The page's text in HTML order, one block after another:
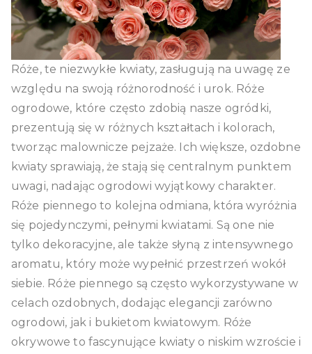
Kolorów
Róże, te niezwykłe kwiaty, zasługują na uwagę ze
względu na swoją różnorodność i urok. Róże
ogrodowe, które często zdobią nasze ogródki,
prezentują się w różnych kształtach i kolorach,
tworząc malownicze pejzaże. Ich większe, ozdobne
kwiaty sprawiają, że stają się centralnym punktem
uwagi, nadając ogrodowi wyjątkowy charakter.
Róże piennego to kolejna odmiana, która wyróżnia
się pojedynczymi, pełnymi kwiatami. Są one nie
tylko dekoracyjne, ale także słyną z intensywnego
aromatu, który może wypełnić przestrzeń wokół
siebie. Róże piennego są często wykorzystywane w
celach ozdobnych, dodając elegancji zarówno
ogrodowi, jak i bukietom kwiatowym. Róże
okrywowe to fascynujące kwiaty o niskim wzroście i